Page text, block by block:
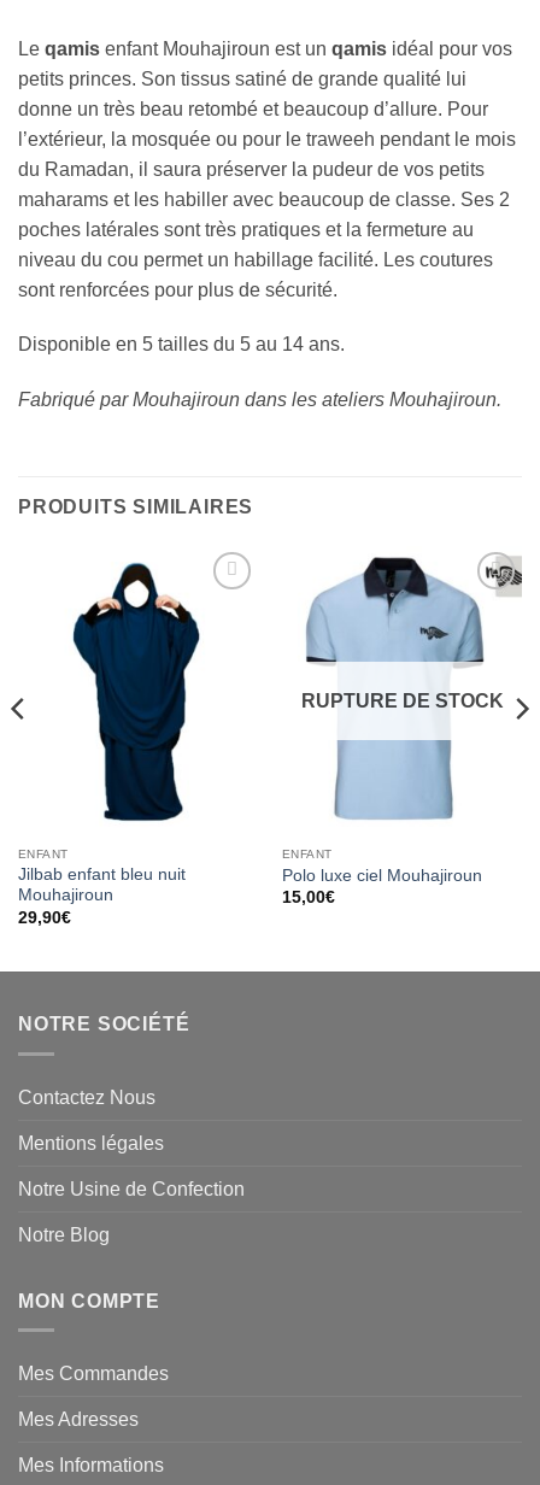
Le qamis enfant Mouhajiroun est un qamis idéal pour vos
petits princes. Son tissus satiné de grande qualité lui
donne un très beau retombé et beaucoup d’allure. Pour
l’extérieur, la mosquée ou pour le traweeh pendant le mois
du Ramadan, il saura préserver la pudeur de vos petits
maharams et les habiller avec beaucoup de classe. Ses 2
poches latérales sont très pratiques et la fermeture au
niveau du cou permet un habillage facilité. Les coutures
sont renforcées pour plus de sécurité.
Disponible en 5 tailles du 5 au 14 ans.
Fabriqué par Mouhajiroun dans les ateliers Mouhajiroun.
PRODUITS SIMILAIRES
à la liste
d’envies
ENFANT
Jilbab enfant bleu nuit
Mouhajiroun
29,90€
Ajouter
à la liste
d’envies
RUPTURE DE STOCK
ENFANT
Polo luxe ciel Mouhajiroun
15,00€
NOTRE SOCIÉTÉ
Contactez Nous
Mentions légales
Notre Usine de Confection
Notre Blog
MON COMPTE
Mes Commandes
Mes Adresses
Mes Informations